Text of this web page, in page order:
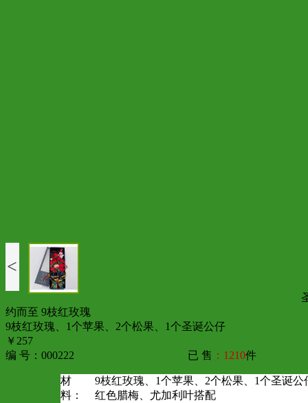
<
约而至 9枝红玫瑰
9枝红玫瑰、1个苹果、2个松果、1个圣诞公仔
￥257
编 号：000222
已 售 ：1210件
材
料：
9枝红玫瑰、1个苹果、2个松果、1个圣诞
红色腊梅、尤加利叶搭配